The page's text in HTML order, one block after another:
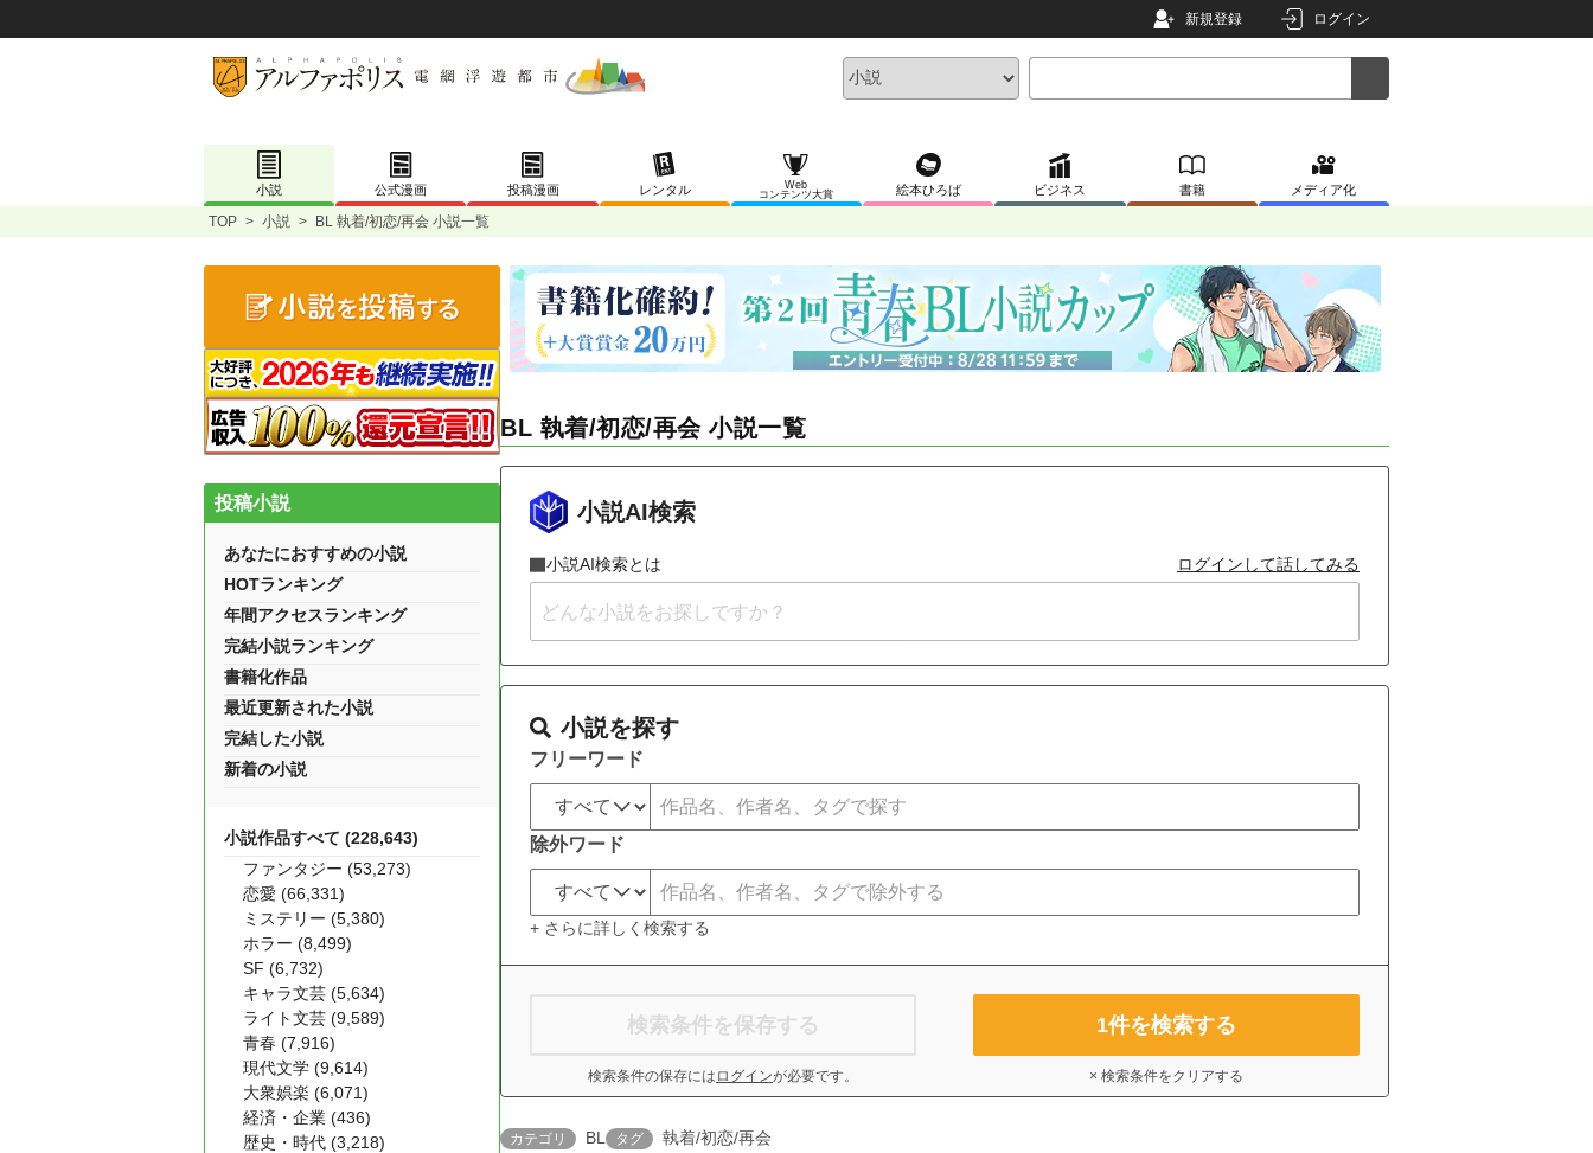
新規登録 ログイン
小説 公式漫画 投稿漫画 レンタル
Web
コンテンツ大賞
絵本ひろば ビジネス 書籍 メディア化
TOP > 小説 > BL 執着/初恋/再会 小説一覧
BL 執着/初恋/再会 小説一覧
小説AI検索
小説AI検索とは ログインして話してみる
小説を探す
フリーワード
除外ワード
+ さらに詳しく検索する
検索条件を保存する
検索条件の保存には ログインが必要です。
1件を検索する
× 検索条件をクリアする
カテゴリ BL タグ 執着/初恋/再会
投稿小説
あなたにおすすめの小説
HOTランキング
年間アクセスランキング
完結小説ランキング
書籍化作品
最近更新された小説
完結した小説
新着の小説
小説作品すべて (228,643)
ファンタジー (53,273)
恋愛 (66,331)
ミステリー (5,380)
ホラー (8,499)
SF (6,732)
キャラ文芸 (5,634)
ライト文芸 (9,589)
青春 (7,916)
現代文学 (9,614)
大衆娯楽 (6,071)
経済・企業 (436)
歴史・時代 (3,218)